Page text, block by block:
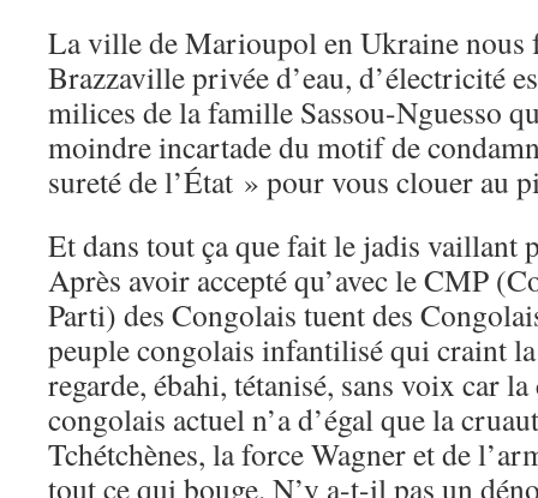
La ville de Marioupol en Ukraine nous
Brazzaville privée d’eau, d’électricité
milices de la famille Sassou-Nguesso
moindre incartade du motif de
sureté de l’État » pour vous clouer au
Et dans tout ça que fait le jadis vaillant
Après avoir accepté qu’avec le CMP
Parti) des Congolais tuent des
peuple congolais infantilisé qui craint
regarde, ébahi, tétanisé, sans voix car
congolais actuel n’a d’égal que la
Tchétchènes, la force Wagner et de
tout ce qui bouge. N’y a-t-il pas un